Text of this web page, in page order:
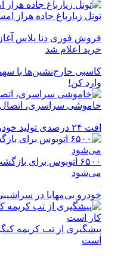
تونل زیارباغ جاده هراز
فروش فوری دنا پلاس
خرید اعلام شد
وارد کن!
خاموشی سراسری، اتصال
افت ۲۴ درصدی تولید خودرو در کشور
۶۵۰۰ اتوبوس برای
می‌شود
خودرو بی‌مهابا در
پیشگیری از تب کریمه
است